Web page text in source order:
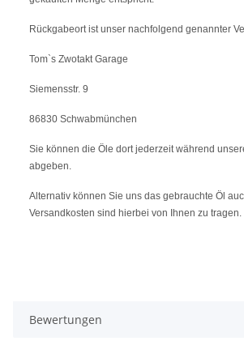
Rückgabeort ist unser nachfolgend genannter
Tom`s Zwotakt Garage
Siemensstr. 9
86830 Schwabmünchen
Sie können die Öle dort jederzeit während
abgeben.
Alternativ können Sie uns das gebrauchte Öl
Versandkosten sind hierbei von Ihnen zu tragen.
Bewertungen